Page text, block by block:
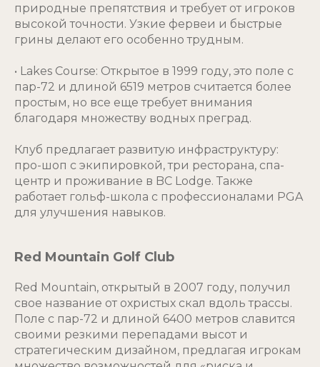
природные препятствия и требует от игроков
высокой точности. Узкие фервеи и быстрые
грины делают его особенно трудным.
• Lakes Course: Открытое в 1999 году, это поле с
пар-72 и длиной 6519 метров считается более
простым, но все еще требует внимания
благодаря множеству водных преград.
Клуб предлагает развитую инфраструктуру:
про-шоп с экипировкой, три ресторана, спа-
центр и проживание в BC Lodge. Также
работает гольф-школа с профессионалами PGA
для улучшения навыков.
Red Mountain Golf Club
Red Mountain, открытый в 2007 году, получил
свое название от охристых скал вдоль трассы.
Поле с пар-72 и длиной 6400 метров славится
своими резкими перепадами высот и
стратегическим дизайном, предлагая игрокам